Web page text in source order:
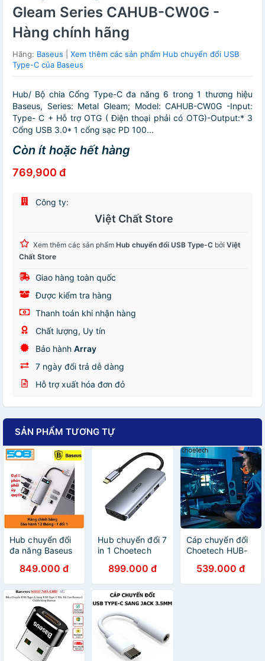
Gleam Series CAHUB-CW0G -
Hàng chính hãng
Hãng: Baseus
Xem thêm các sản phẩm Hub chuyển đổi USB
Type-C của Baseus
Hub/ Bộ chia Cổng Type-C đa năng 6 trong 1 thương hiệu
Baseus, Series: Metal Gleam; Model: CAHUB-CW0G -Input:
Type- C + Hỗ trợ OTG ( Điện thoại phải có OTG)-Output:* 3
Cổng USB 3.0* 1 cổng sạc PD 100...
Còn ít hoặc hết hàng
769,900 đ
Công ty:
Việt Chất Store
Xem thêm các sản phẩm Hub chuyển đổi USB Type-C bởi Việt
Chất Store
Giao hàng toàn quốc
Được kiểm tra hàng
Thanh toán khi nhận hàng
Chất lượng, Uy tín
Bảo hành Array
7 ngày đổi trả dễ dàng
Hỗ trợ xuất hóa đơn đỏ
SẢN PHẨM TƯƠNG TỰ
Hub chuyển đổi
đa năng Baseus
USB, RJ45, SD,
TF,... dành cho
Macbook,
Notebook,
Laptop,... - phân
phối chính hãng
tại Baseus Việt
Nam
849.000 đ
Hub chuyển đổi 7
in 1 Choetech
C to HDMI+
USB*3+ PD
100W +SD/TF)-
hàng chính hãng
899.000 đ
Cáp chuyển đổi
Choetech HUB-
HDMI 8K60Hz
(hàng chính
539.000 đ